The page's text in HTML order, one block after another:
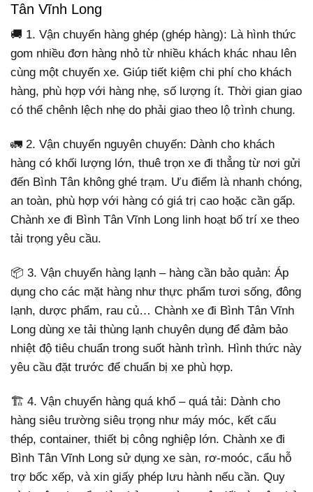
Tân Vĩnh Long
🚚 1. Vận chuyển hàng ghép (ghép hàng): Là hình thức
gom nhiều đơn hàng nhỏ từ nhiều khách khác nhau lên
cùng một chuyến xe. Giúp tiết kiệm chi phí cho khách
hàng, phù hợp với hàng nhẹ, số lượng ít. Thời gian giao
có thể chênh lệch nhẹ do phải giao theo lộ trình chung.
🚛 2. Vận chuyển nguyên chuyến: Dành cho khách
hàng có khối lượng lớn, thuê trọn xe đi thẳng từ nơi gửi
đến Bình Tân không ghé trạm. Ưu điểm là nhanh chóng,
an toàn, phù hợp với hàng có giá trị cao hoặc cần gấp.
Chành xe đi Bình Tân Vĩnh Long linh hoạt bố trí xe theo
tải trọng yêu cầu.
📦 3. Vận chuyển hàng lạnh – hàng cần bảo quản: Áp
dụng cho các mặt hàng như thực phẩm tươi sống, đông
lạnh, dược phẩm, rau củ… Chành xe đi Bình Tân Vĩnh
Long dùng xe tải thùng lạnh chuyên dụng để đảm bảo
nhiệt độ tiêu chuẩn trong suốt hành trình. Hình thức này
yêu cầu đặt trước để chuẩn bị xe phù hợp.
🏗️ 4. Vận chuyển hàng quá khổ – quá tải: Dành cho
hàng siêu trường siêu trọng như máy móc, kết cấu
thép, container, thiết bị công nghiệp lớn. Chành xe đi
Bình Tân Vĩnh Long sử dụng xe sàn, rơ-moóc, cẩu hỗ
trợ bốc xếp, và xin giấy phép lưu hành nếu cần. Quy